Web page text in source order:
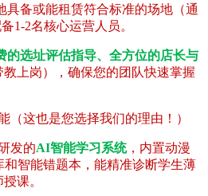
具备或能租赁符合标准的场地（通
1-2名核心运营人员。
的选址评估指导、全方位的店长与
教上岗），确保您的团队快速掌握
（这也是您选择我们的理由！）
发的AI智能学习系统，内置动漫
智能错题本，能精准诊断学生薄
课。